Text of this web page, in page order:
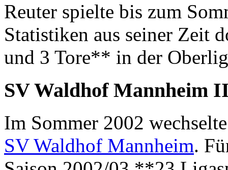
Reuter spielte bis zum
Statistiken aus seiner Zeit
und 3 Tore** in der
SV Waldhof Mannheim
Im Sommer 2002
SV Waldhof Mannheim.